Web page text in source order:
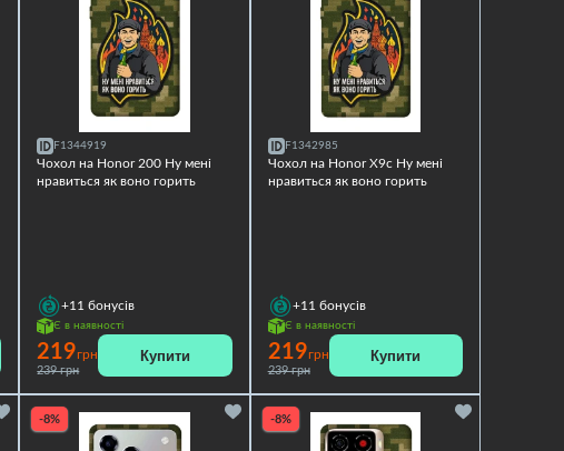
F1344919
Чохол на Honor 200 Ну мені
нравиться як воно горить
+11 бонусів
Є в наявності
219грн
239 грн
Купити
F1342985
Чохол на Honor X9c Ну мені
нравиться як воно горить
+11 бонусів
Є в наявності
219грн
239 грн
Купити
-8% -8%